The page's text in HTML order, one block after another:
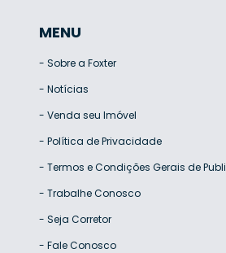
MENU
- Sobre a Foxter
- Notícias
- Venda seu Imóvel
- Política de Privacidade
- Termos e Condições Gerais de
- Trabalhe Conosco
- Seja Corretor
- Fale Conosco